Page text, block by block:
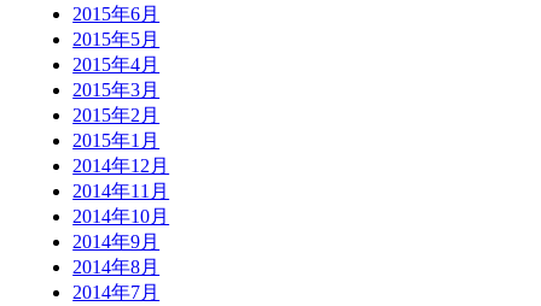
2015年6月
2015年5月
2015年4月
2015年3月
2015年2月
2015年1月
2014年12月
2014年11月
2014年10月
2014年9月
2014年8月
2014年7月